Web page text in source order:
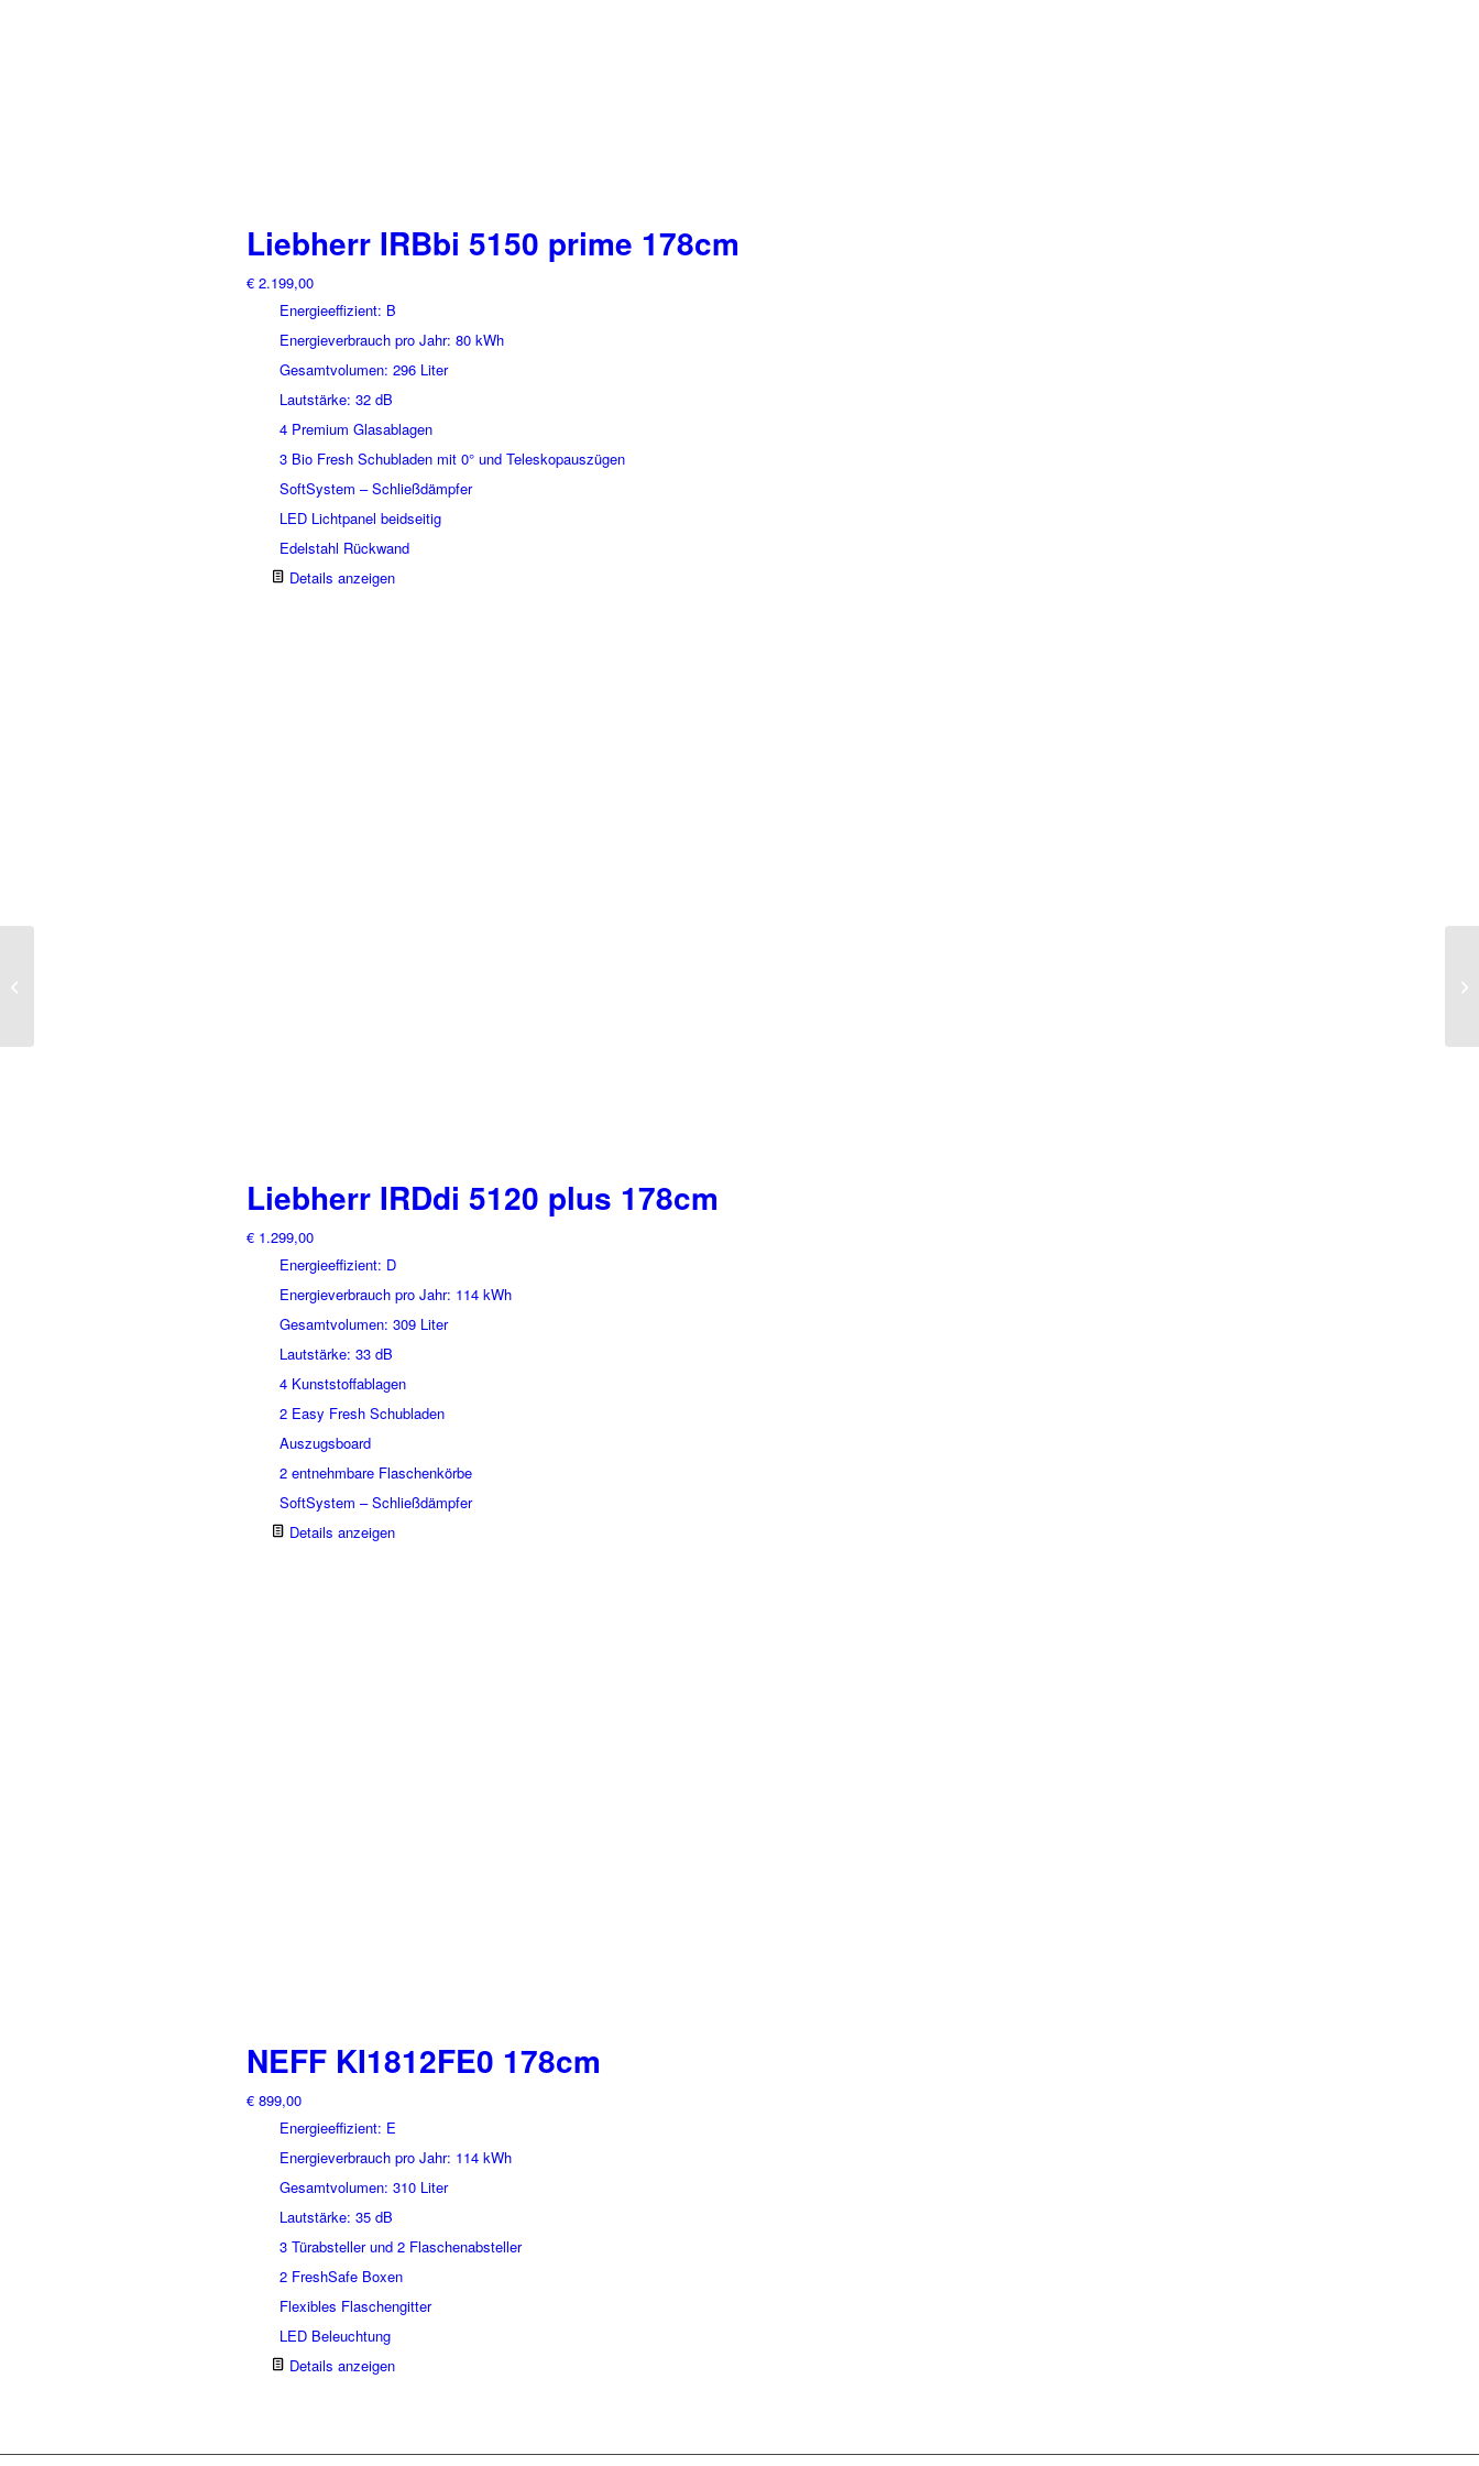
Liebherr IRBbi 5150 prime 178cm
€ 2.199,00
Energieeffizient: B
Energieverbrauch pro Jahr: 80 kWh
Gesamtvolumen: 296 Liter
Lautstärke: 32 dB
4 Premium Glasablagen
3 Bio Fresh Schubladen mit 0° und Teleskopauszügen
SoftSystem – Schließdämpfer
LED Lichtpanel beidseitig
Edelstahl Rückwand
Details anzeigen
Liebherr IRDdi 5120 plus 178cm
€ 1.299,00
Energieeffizient: D
Energieverbrauch pro Jahr: 114 kWh
Gesamtvolumen: 309 Liter
Lautstärke: 33 dB
4 Kunststoffablagen
2 Easy Fresh Schubladen
Auszugsboard
2 entnehmbare Flaschenkörbe
SoftSystem – Schließdämpfer
Details anzeigen
NEFF KI1812FE0 178cm
€ 899,00
Energieeffizient: E
Energieverbrauch pro Jahr: 114 kWh
Gesamtvolumen: 310 Liter
Lautstärke: 35 dB
3 Türabsteller und 2 Flaschenabsteller
2 FreshSafe Boxen
Flexibles Flaschengitter
LED Beleuchtung
Details anzeigen